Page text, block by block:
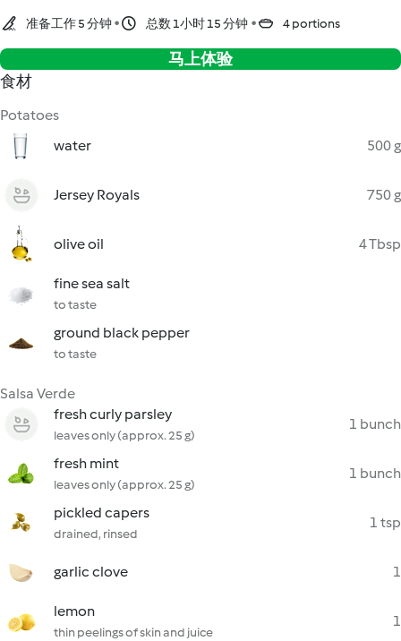
准备工作 5 分钟 总数 1小时 15 分钟 4 portions
马上体验
食材
Potatoes
water
500 g
Jersey Royals 750 g
olive oil 4 Tbsp
fine sea salt
to taste
ground black pepper
to taste
Salsa Verde
fresh curly parsley
leaves only (approx. 25 g)
1 bunch
fresh mint
leaves only (approx. 25 g)
1 bunch
pickled capers
drained, rinsed
1 tsp
garlic clove 1
lemon
thin peelings of skin and juice
1